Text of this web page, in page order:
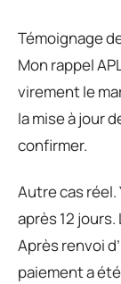
Témoignage
Mon rappel
virement le
la mise à jour
confirmer.
Autre cas réel.
après 12
Après renvoi
paiement a